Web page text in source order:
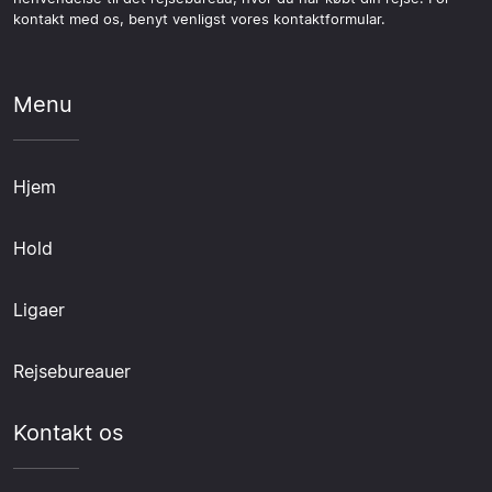
kontakt med os, benyt venligst vores kontaktformular.
Menu
Hjem
Hold
Ligaer
Rejsebureauer
Kontakt os